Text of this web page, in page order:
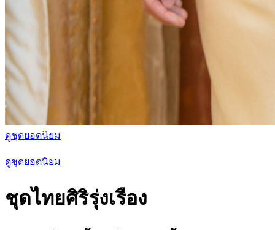
ดูชุดยอดนิยม
ดูชุดยอดนิยม
ชุดไทยศิริรุ่งเรือง